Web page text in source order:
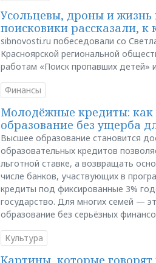
Усольцевы, дроны и жизнь
поисковики рассказали, к
sibnovosti.ru побеседовали со
Красноярской региональной
работам «Поиск пропавших детей»
Финансы
Молодёжные кредиты: как
образование без ущерба
Высшее образование становится
образовательных кредитов
льготной ставке, а возвращать
числе банков, участвующих в
кредиты под фиксированные 3%
государство. Для многих семей —
образование без серьёзных
Культура
Картины, которые говорят